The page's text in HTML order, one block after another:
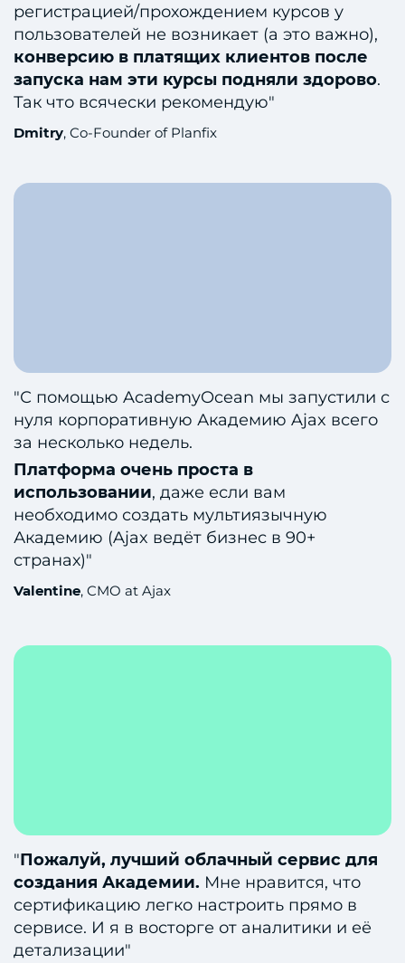
регистрацией/прохождением курсов у
пользователей не возникает (а это важно),
конверсию в платящих клиентов после
запуска нам эти курсы подняли здорово.
Так что всячески рекомендую"
Dmitry, Co-Founder of Planfix
"С помощью AcademyOcean мы запустили с
нуля корпоративную Академию Ajax всего
за несколько недель.
Платформа очень проста в
использовании, даже если вам
необходимо создать мультиязычную
Академию (Ajax ведёт бизнес в 90+
странах)"
Valentine, CMO at Ajax
"Пожалуй, лучший облачный сервис для
создания Академии. Мне нравится, что
сертификацию легко настроить прямо в
сервисе. И я в восторге от аналитики и её
детализации"